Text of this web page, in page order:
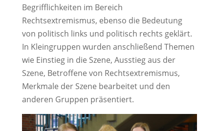
Begrifflichkeiten im Bereich
Rechtsextremismus, ebenso die Bedeutung
von politisch links und politisch rechts geklärt.
In Kleingruppen wurden anschließend Themen
wie Einstieg in die Szene, Ausstieg aus der
Szene, Betroffene von Rechtsextremismus,
Merkmale der Szene bearbeitet und den
anderen Gruppen präsentiert.